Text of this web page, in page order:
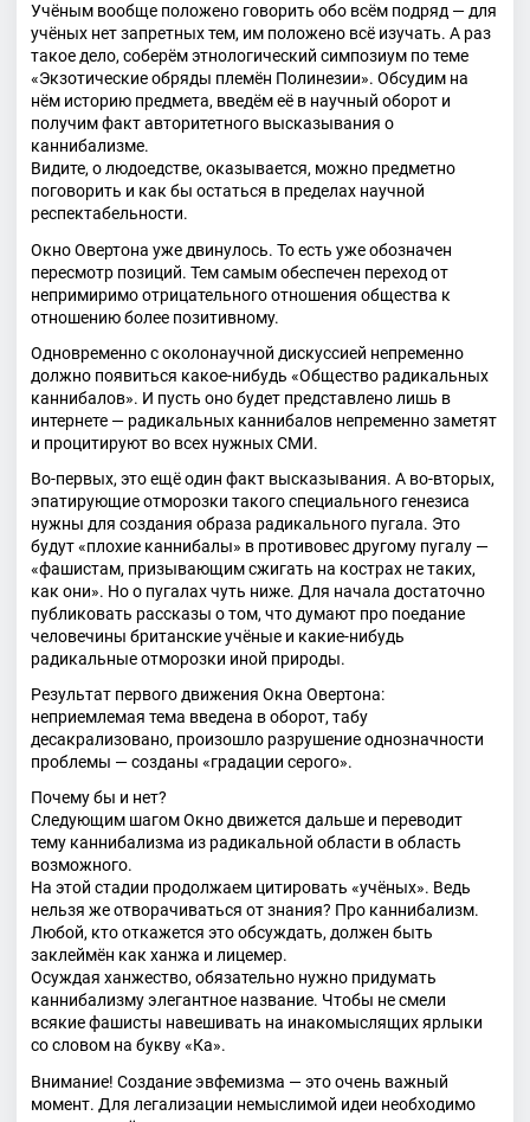
Учёным вообще положено говорить обо всём подряд — для
учёных нет запретных тем, им положено всё изучать. А раз
такое дело, соберём этнологический симпозиум по теме
«Экзотические обряды племён Полинезии». Обсудим на
нём историю предмета, введём её в научный оборот и
получим факт авторитетного высказывания о
каннибализме.
Видите, о людоедстве, оказывается, можно предметно
поговорить и как бы остаться в пределах научной
респектабельности.
Окно Овертона уже двинулось. То есть уже обозначен
пересмотр позиций. Тем самым обеспечен переход от
непримиримо отрицательного отношения общества к
отношению более позитивному.
Одновременно с околонаучной дискуссией непременно
должно появиться какое-нибудь «Общество радикальных
каннибалов». И пусть оно будет представлено лишь в
интернете — радикальных каннибалов непременно заметят
и процитируют во всех нужных СМИ.
Во-первых, это ещё один факт высказывания. А во-вторых,
эпатирующие отморозки такого специального генезиса
нужны для создания образа радикального пугала. Это
будут «плохие каннибалы» в противовес другому пугалу —
«фашистам, призывающим сжигать на кострах не таких,
как они». Но о пугалах чуть ниже. Для начала достаточно
публиковать рассказы о том, что думают про поедание
человечины британские учёные и какие-нибудь
радикальные отморозки иной природы.
Результат первого движения Окна Овертона:
неприемлемая тема введена в оборот, табу
десакрализовано, произошло разрушение однозначности
проблемы — созданы «градации серого».
Почему бы и нет?
Следующим шагом Окно движется дальше и переводит
тему каннибализма из радикальной области в область
возможного.
На этой стадии продолжаем цитировать «учёных». Ведь
нельзя же отворачиваться от знания? Про каннибализм.
Любой, кто откажется это обсуждать, должен быть
заклеймён как ханжа и лицемер.
Осуждая ханжество, обязательно нужно придумать
каннибализму элегантное название. Чтобы не смели
всякие фашисты навешивать на инакомыслящих ярлыки
со словом на букву «Ка».
Внимание! Создание эвфемизма — это очень важный
момент. Для легализации немыслимой идеи необходимо